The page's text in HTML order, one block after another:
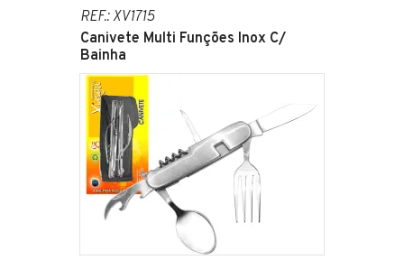
REF.: XV1715
Canivete Multi Funções Inox C/
Bainha